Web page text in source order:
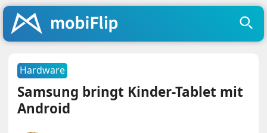
Hardware
Samsung bringt Kinder-Tablet mit
Android